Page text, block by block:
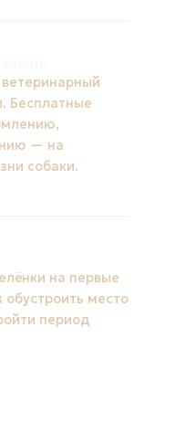
Бесплатные
— на
собаки.
на первые
место
период